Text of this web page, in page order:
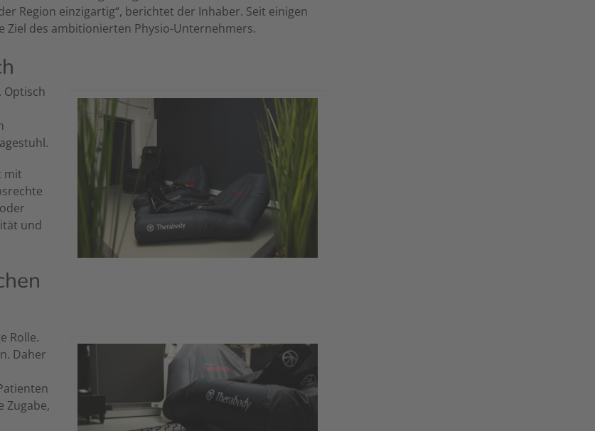
Region einzigartig“, berichtet der Inhaber. Seit einigen
Ziel des ambitionierten Physio-Unternehmers.
Optisch
mit
und
Rolle.
Daher
Zugabe,